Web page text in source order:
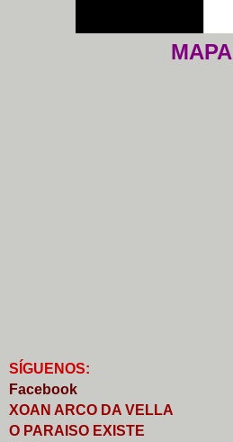
MAPA
S GUENOS:
Facebook
XOAN ARCO DA VELLA
O PARAISO EXISTE